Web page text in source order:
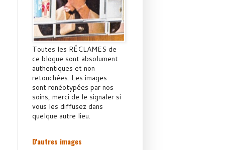
Toutes les RÉCLAMES de
ce blogue sont absolument
authentiques et non
retouchées. Les images
sont ronéotypées par nos
soins, merci de le signaler si
vous les diffusez dans
quelque autre lieu.
D'autres images